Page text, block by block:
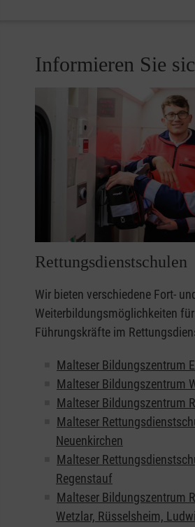
Informieren Sie
Rettungsdienstschulen
Wir bieten verschiedene Fort- und
Weiterbildungsmöglichkeiten für
Führungskräfte im
Malteser Bildungszentrum
Malteser Bildungszentrum
Malteser Bildungszentrum
Malteser
Neuenkirchen
Malteser
Regenstauf
Malteser Bildungszentrum
Wetzlar, Rüsselsheim,